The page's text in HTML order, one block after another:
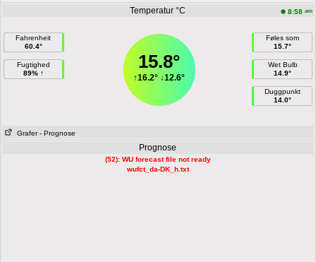
Temperatur °C
8:58 am
Fahrenheit
60.4°
Fugtighed
89% ↑
15.8°
↑16.2° ↓12.6°
Føles som
15.7°
Wet Bulb
14.9°
Duggpunkt
14.0°
Grafer - Prognose
Prognose
(52): WU forecast file not ready
wufct_da-DK_h.txt